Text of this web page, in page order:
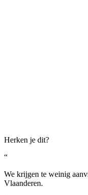
Herken je dit?
“
We krijgen te weinig
Vlaanderen.